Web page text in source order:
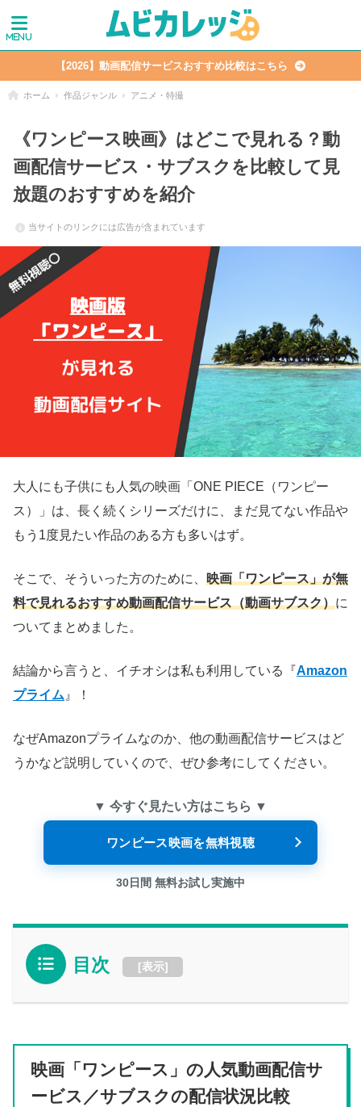
【2026】動画配信サービスおすすめ比較はこちら
ホーム 作品ジャンル アニメ・特撮
《ワンピース映画》はどこで見れる？動
画配信サービス・サブスクを比較して見
放題のおすすめを紹介
当サイトのリンクには広告が含まれています
大人にも子供にも人気の映画「ONE PIECE（ワンピー
ス）」は、長く続くシリーズだけに、まだ見てない作品や
もう1度見たい作品のある方も多いはず。
そこで、そういった方のために、 映画「ワンピース」が無
料で見れるおすすめ動画配信サービス（動画サブスク）に
ついてまとめました。
結論から言うと、イチオシは私も利用している『Amazon
プライム 』！
なぜAmazonプライムなのか、他の動画配信サービスはど
うかなど説明していくので、ぜひ参考にしてください。
▼ 今すぐ見たい方はこちら ▼
ワンピース映画を無料視聴
30日間 無料お試し実施中
目次 [表示]
映画「ワンピース」の人気動画配信サ
ービス／サブスクの配信状況比較